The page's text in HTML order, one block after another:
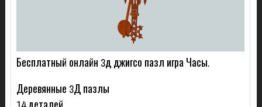
Бесплатный онлайн 3д джигсо пазл игра Часы.
Деревянные 3Д пазлы